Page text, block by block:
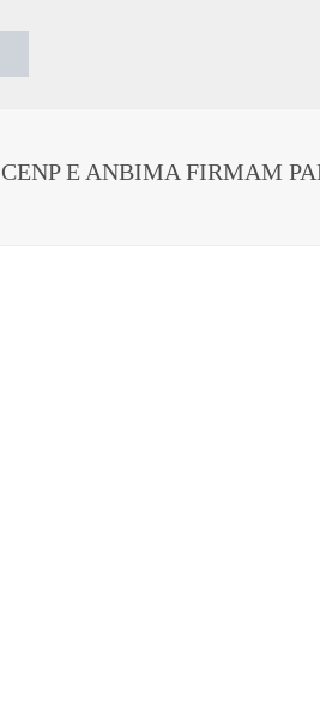
CENP E ANBIMA FIRMAM